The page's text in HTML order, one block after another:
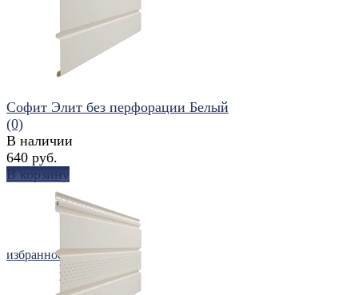
избранное сравнить
Софит Элит без перфорации Белый
(0)
В наличии
640 руб.
В корзину